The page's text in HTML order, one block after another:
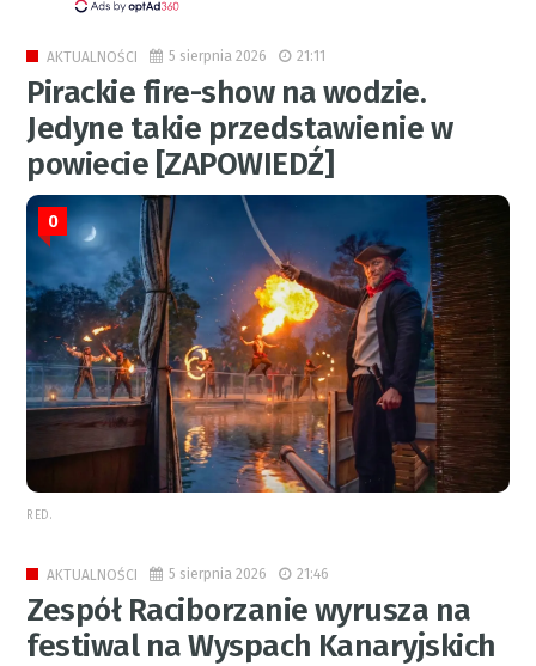
AKTUALNOŚCI 5 sierpnia 2026 21:11
Pirackie fire-show na wodzie.
Jedyne takie przedstawienie w
powiecie [ZAPOWIEDŹ]
0
RED.
AKTUALNOŚCI 5 sierpnia 2026 21:46
Zespół Raciborzanie wyrusza na
festiwal na Wyspach Kanaryjskich